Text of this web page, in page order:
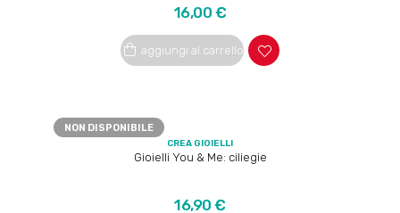
Prezzo
16,00 €
aggiungi al carrello
NON DISPONIBILE
CREA GIOIELLI
Gioielli You & Me: ciliegie
Prezzo
16,90 €